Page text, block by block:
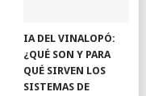
IA DEL VINALOPÓ:
¿QUÉ SON Y PARA
QUÉ SIRVEN LOS
SISTEMAS DE